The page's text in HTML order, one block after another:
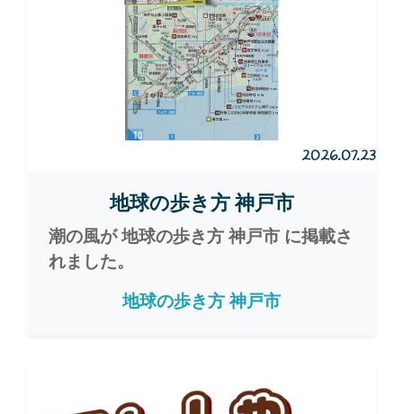
2026.07.23
地球の歩き方 神戸市
潮の風が 地球の歩き方 神戸市 に掲載さ
れました。
地球の歩き方 神戸市